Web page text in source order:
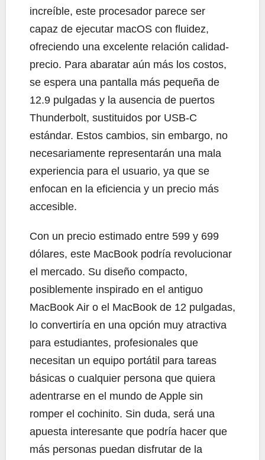
increíble, este procesador parece ser
capaz de ejecutar macOS con fluidez,
ofreciendo una excelente relación calidad-
precio. Para abaratar aún más los costos,
se espera una pantalla más pequeña de
12.9 pulgadas y la ausencia de puertos
Thunderbolt, sustituidos por USB-C
estándar. Estos cambios, sin embargo, no
necesariamente representarán una mala
experiencia para el usuario, ya que se
enfocan en la eficiencia y un precio más
accesible.
Con un precio estimado entre 599 y 699
dólares, este MacBook podría revolucionar
el mercado. Su diseño compacto,
posiblemente inspirado en el antiguo
MacBook Air o el MacBook de 12 pulgadas,
lo convertiría en una opción muy atractiva
para estudiantes, profesionales que
necesitan un equipo portátil para tareas
básicas o cualquier persona que quiera
adentrarse en el mundo de Apple sin
romper el cochinito. Sin duda, será una
apuesta interesante que podría hacer que
más personas puedan disfrutar de la